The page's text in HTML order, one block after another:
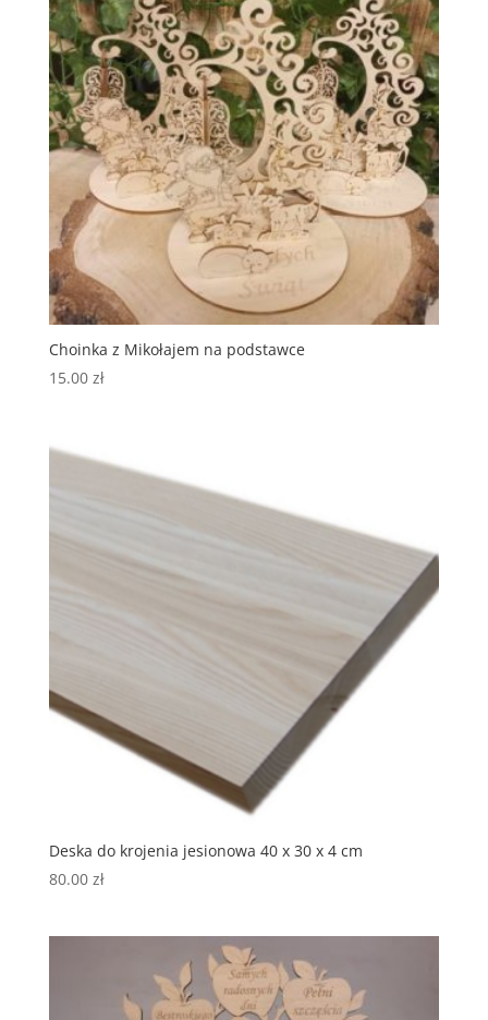
Choinka z Mikołajem na podstawce
15.00 zł
Deska do krojenia jesionowa 40 x 30 x 4 cm
80.00 zł